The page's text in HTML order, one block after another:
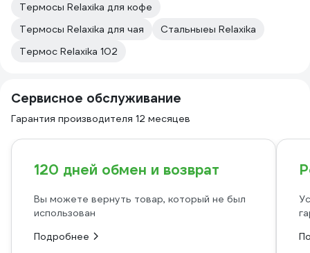
Термосы Relaxika для кофе
Термосы Relaxika для чая
Стальныеы Relaxika
Термос Relaxika 102
Сервисное обслуживание
Гарантия производителя 12 месяцев
120 дней обмен и возврат
Вы можете вернуть товар, который не был
использован
Подробнее